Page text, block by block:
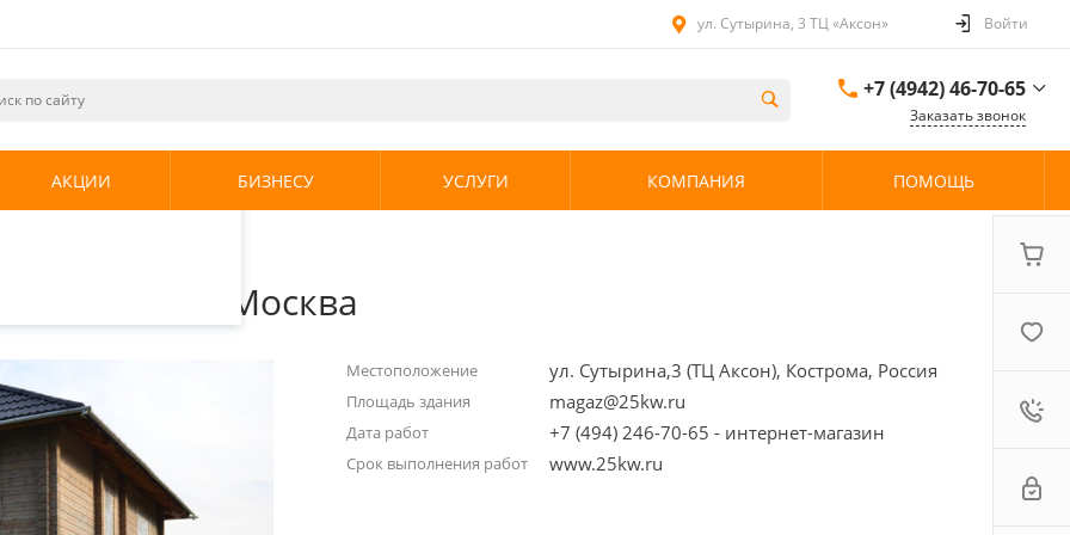
и
использования.
.
ул. Сутырина, 3 ТЦ «Аксон» Войти
+7 (4942) 46-70-65
ул. Сутырина, 3 ТЦ
Заказать звонок
АКЦИИ БИЗНЕСУ УСЛУГИ КОМПАНИЯ ПОМОЩЬ
отопления, Москва
отопления, Москва
Местоположение
Площадь здания
Дата работ
Срок выполнения работ
ул. Сутырина,3 (ТЦ Аксон), Кострома, Россия
magaz@25kw.ru
+7 (494) 246-70-65 - интернет-магазин
www.25kw.ru